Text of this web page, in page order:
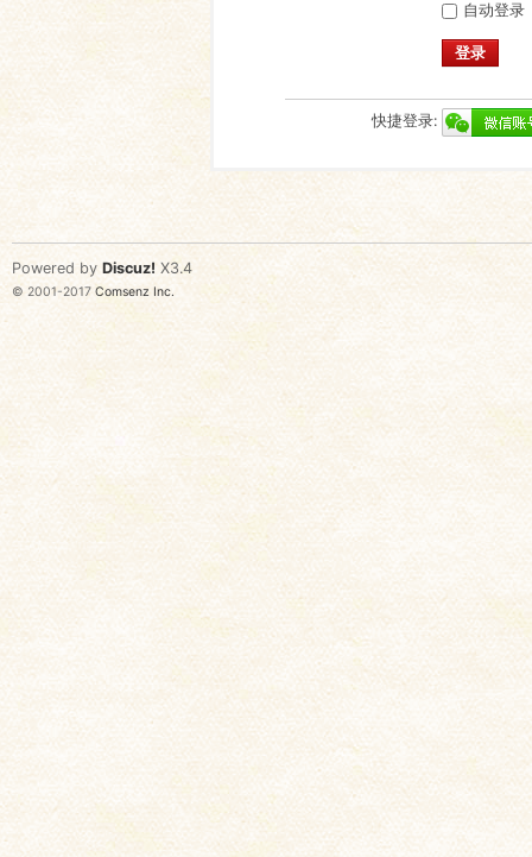
自动登录
登录
快捷登录:
Powered by Discuz! X3.4
© 2001-2017 Comsenz Inc.